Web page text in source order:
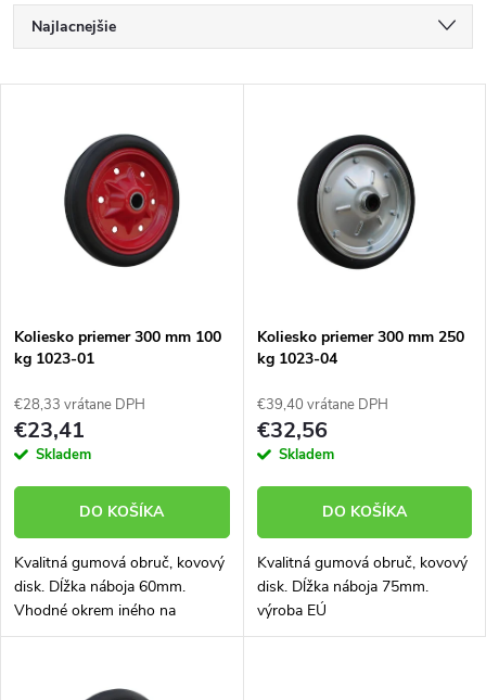
R
a
e
p
r
o
d
u
Najlacnejšie
Abecedne
s
p
r
o
d
u
k
Koliesko priemer 300 mm 100
kg 1023-01
€28,33 vrátane DPH
€23,41
Skladem
DO KOŠÍKA
Kvalitná gumová obruč, kovový
disk. Dĺžka náboja 60mm.
Vhodné okrem iného na
štiepačky, kompresory, zváračky
Koliesko priemer 300 mm 250
kg 1023-04
€39,40 vrátane DPH
€32,56
Skladem
DO KOŠÍKA
Kvalitná gumová obruč, kovový
disk. Dĺžka náboja 75mm.
výroba EÚ